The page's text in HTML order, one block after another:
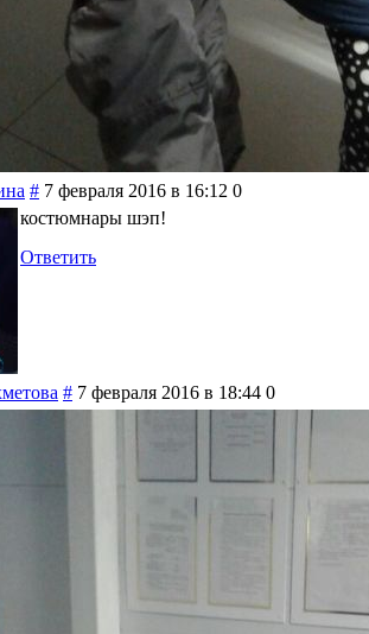
# 7 февраля 2016 в 16:12 0
костюмнары шэп!
Ответить
# 7 февраля 2016 в 18:44 0